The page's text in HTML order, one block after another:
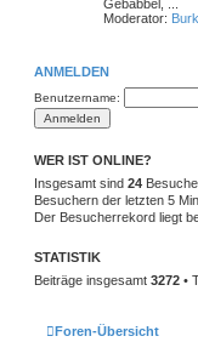
Gebabbel, ...
Moderator:
ANMELDEN
Benutzername:
WER IST ONLINE?
Insgesamt sind 24
Besuchern der letzten 5
Der Besucherrekord liegt
STATISTIK
Beiträge insgesamt 3272 •
Foren-Übersicht